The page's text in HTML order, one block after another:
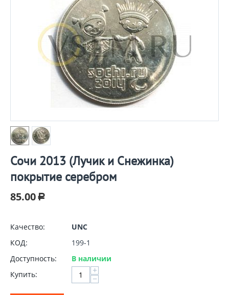
Сочи 2013 (Лучик и Снежинка)
покрытие серебром
85.00 Р
Качество:
UNC
КОД:
199-1
Доступность:
В наличии
Купить:
+
−